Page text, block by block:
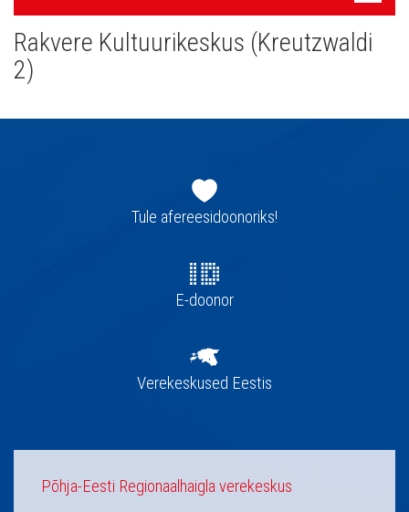
navigatsioon
Rakvere Kultuurikeskus (Kreutzwaldi
2)
navigatsioonTule afereesidoonoriks!
E-doonor
Verekeskused Eestis
Põhja-Eesti Regionaalhaigla verekeskus